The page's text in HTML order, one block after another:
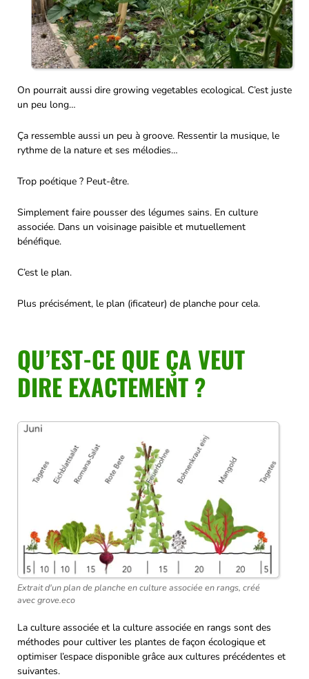
On pourrait aussi dire growing vegetables ecological. C’est juste
un peu long…
Ça ressemble aussi un peu à groove. Ressentir la musique, le
rythme de la nature et ses mélodies…
Trop poétique ? Peut-être.
Simplement faire pousser des légumes sains. En culture
associée. Dans un voisinage paisible et mutuellement
bénéfique.
C’est le plan.
Plus précisément, le plan (ificateur) de planche pour cela.
QU’EST-CE QUE ÇA VEUT
DIRE EXACTEMENT ?
Extrait d'un plan de planche en culture associée en rangs, créé
avec grove.eco
La culture associée et la culture associée en rangs sont des
méthodes pour cultiver les plantes de façon écologique et
optimiser l’espace disponible grâce aux cultures précédentes et
suivantes.